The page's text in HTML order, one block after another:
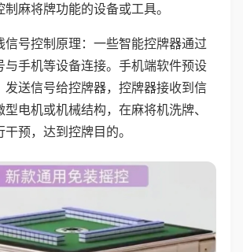
麻将牌功能的设备或工具。
信号控制原理：一些智能控牌器通过
与手机等设备连接。手机端软件预设
发送信号给控牌器，控牌器接收到信
电机或机械结构，在麻将机洗牌、
预，达到控牌目的。